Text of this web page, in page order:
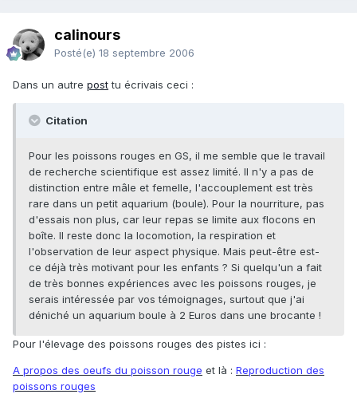
calinours
Posté(e) 18 septembre 2006
Dans un autre posttu écrivais ceci :
Citation
Pour les poissons rouges en GS, il me semble que le travail
de recherche scientifique est assez limité. Il n'y a pas de
distinction entre mâle et femelle, l'accouplement est très
rare dans un petit aquarium (boule). Pour la nourriture, pas
d'essais non plus, car leur repas se limite aux flocons en
boîte. Il reste donc la locomotion, la respiration et
l'observation de leur aspect physique. Mais peut-être est-
ce déjà très motivant pour les enfants ? Si quelqu'un a fait
de très bonnes expériences avec les poissons rouges, je
serais intéressée par vos témoignages, surtout que j'ai
déniché un aquarium boule à 2 Euros dans une brocante !
Pour l'élevage des poissons rouges des pistes ici :
A propos des oeufs du poisson rouge et là : Reproduction des
poissons rouges